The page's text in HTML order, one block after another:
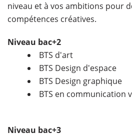
niveau et à vos ambitions pour
compétences créatives.
Niveau bac+2
BTS d'art
BTS Design d'espace
BTS Design graphique
BTS en communication
Niveau bac+3